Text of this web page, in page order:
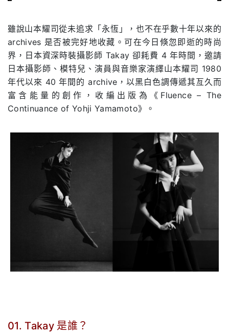
雖說山本耀司從未追求「永恆」，也不在乎數十年以來的
archives 是否被完好地收藏。可在今日倏忽即逝的時尚
界，日本資深時裝攝影師 Takay 卻耗費 4 年時間，邀請
日本攝影師、模特兒、演員與音樂家演繹山本耀司 1980
年代以來 40 年間的 archive，以黑白色調傳遞其亙久而
富含能量的創作，收編出版為《Fluence – The
Continuance of Yohji Yamamoto》。
01. Takay 是誰？